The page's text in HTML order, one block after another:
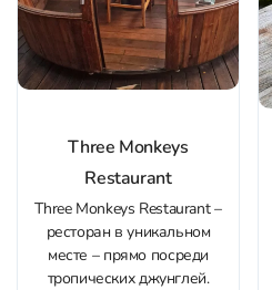
Three Monkeys
Restaurant
Three Monkeys Restaurant –
ресторан в уникальном
месте – прямо посреди
тропических джунглей.